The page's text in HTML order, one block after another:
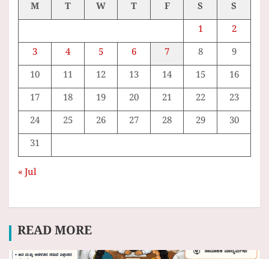
M
T W T F S
S
1
2
3
4 5 6 7 8
9
10
11 12 13 14 15
16
17
18 19 20 21 22
23
24
25 26 27 28 29
30
31
« Jul
READ MORE